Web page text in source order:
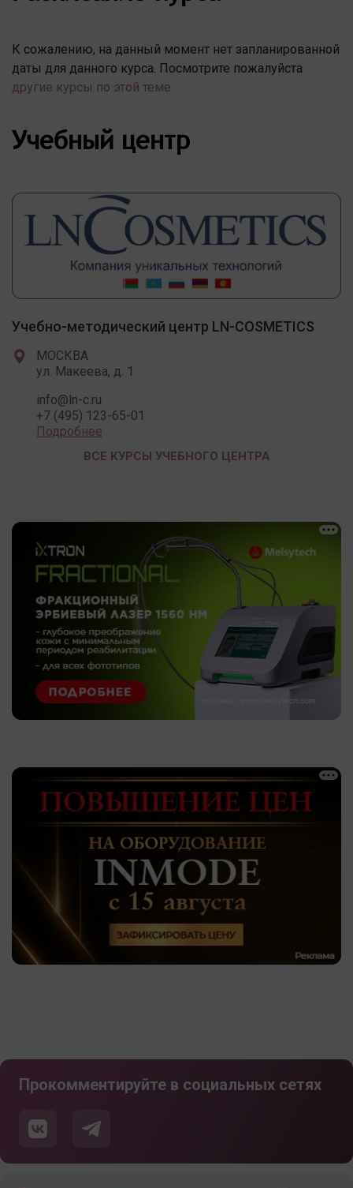
К сожалению, на данный момент нет запланированной
даты для данного курса. Посмотрите пожалуйста
другие курсы по этой теме
Учебный центр
Учебно-методический центр LN-COSMETICS
МОСКВА
ул. Макеева, д. 1
info@ln-c.ru
+7 (495) 123-65-01
Подробнее
ВСЕ КУРСЫ УЧЕБНОГО ЦЕНТРА
Прокомментируйте в социальных сетях